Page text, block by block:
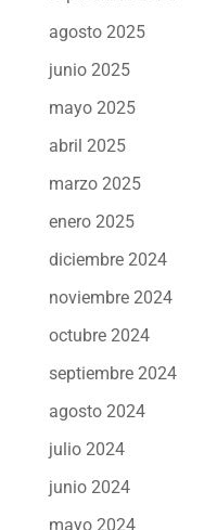
agosto 2025
junio 2025
mayo 2025
abril 2025
marzo 2025
enero 2025
diciembre 2024
noviembre 2024
octubre 2024
septiembre 2024
agosto 2024
julio 2024
junio 2024
mayo 2024